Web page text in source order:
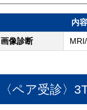
内容
画像診断
〈ペア受診〉